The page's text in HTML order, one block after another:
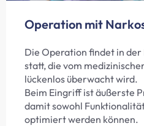
Operation mit
Die Operation findet in
statt, die vom
lückenlos überwacht wird.
Beim Eingriff ist äußerste
damit sowohl
optimiert werden können.